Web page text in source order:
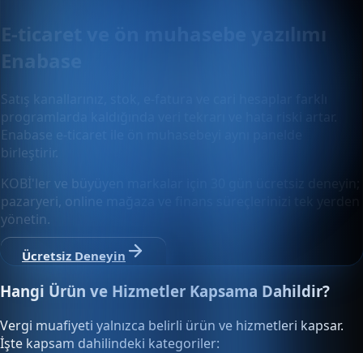
E-ticaret ve ön muhasebe yazılımı
Enabase
Satış kanallarınız, stok, e-fatura ve cari hesaplar farklı
programlarda kaldığında veri tekrarı ve hata riski artar.
Enabase e-ticaret ile ön muhasebeyi aynı panelde
birleştirir.
KOBİ'ler ve büyüyen markalar için 30 gün ücretsiz deneyin;
pazaryeri, online mağaza ve finans süreçlerinizi tek yerden
yönetin.
Ücretsiz Deneyin
Hangi Ürün ve Hizmetler Kapsama Dahildir?
Vergi muafiyeti yalnızca belirli ürün ve hizmetleri kapsar.
İşte kapsam dahilindeki kategoriler: